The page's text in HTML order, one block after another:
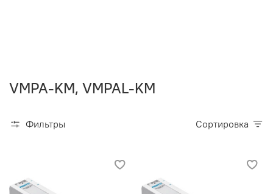
VMPA-KM, VMPAL-KM
Фильтры Сортировка